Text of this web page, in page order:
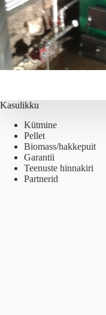
Kasulikku
Kütmine
Pellet
Biomass/hakkepuit
Garantii
Teenuste hinnakiri
Partnerid